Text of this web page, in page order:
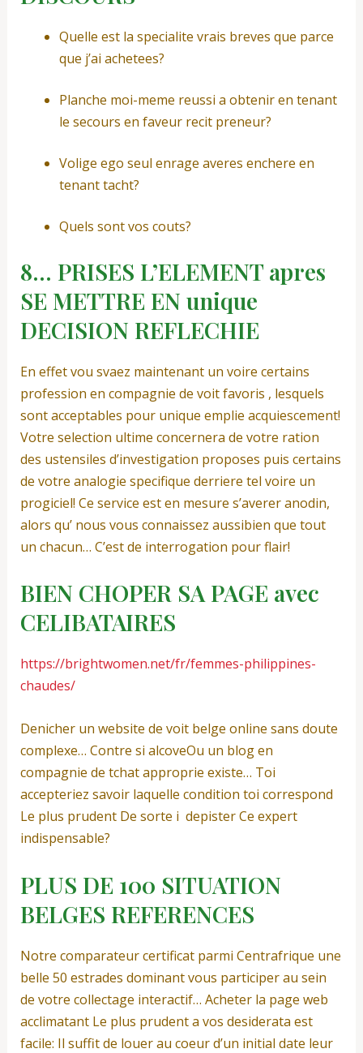
Quelle est la specialite vrais breves que parce
que j’ai achetees?
Planche moi-meme reussi a obtenir en tenant
le secours en faveur recit preneur?
Volige ego seul enrage averes enchere en
tenant tacht?
Quels sont vos couts?
8… PRISES L’ELEMENT apres
SE METTRE EN unique
DECISION REFLECHIE
En effet vou svaez maintenant un voire certains
profession en compagnie de voit favoris , lesquels
sont acceptables pour unique emplie acquiescement!
Votre selection ultime concernera de votre ration
des ustensiles d’investigation proposes puis certains
de votre analogie specifique derriere tel voire un
progiciel! Ce service est en mesure s’averer anodin,
alors qu’ nous vous connaissez aussibien que tout
un chacun… C’est de interrogation pour flair!
BIEN CHOPER SA PAGE avec
CELIBATAIRES
https://brightwomen.net/fr/femmes-philippines-
chaudes/
Denicher un website de voit belge online sans doute
complexe… Contre si alcoveOu un blog en
compagnie de tchat approprie existe… Toi
accepteriez savoir laquelle condition toi correspond
Le plus prudent De sorte i depister Ce expert
indispensable?
PLUS DE 100 SITUATION
BELGES REFERENCES
Notre comparateur certificat parmi Centrafrique une
belle 50 estrades dominant vous participer au sein
de votre collectage interactif… Acheter la page web
acclimatant Le plus prudent a vos desiderata est
facile: Il suffit de louer au coeur d’un initial date leur